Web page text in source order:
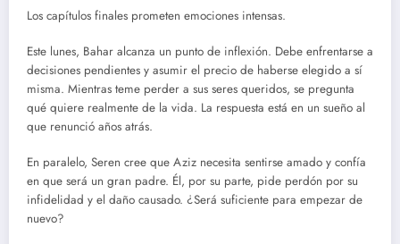
Los capítulos finales prometen emociones intensas.
Este lunes, Bahar alcanza un punto de inflexión. Debe enfrentarse a
decisiones pendientes y asumir el precio de haberse elegido a sí
misma. Mientras teme perder a sus seres queridos, se pregunta
qué quiere realmente de la vida. La respuesta está en un sueño al
que renunció años atrás.
En paralelo, Seren cree que Aziz necesita sentirse amado y confía
en que será un gran padre. Él, por su parte, pide perdón por su
infidelidad y el daño causado. ¿Será suficiente para empezar de
nuevo?